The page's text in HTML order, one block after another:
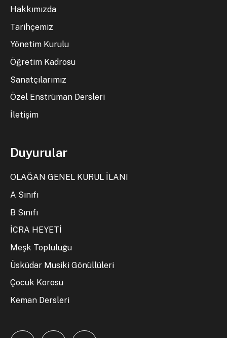
Hakkımızda
Tarihçemiz
Yönetim Kurulu
Öğretim Kadrosu
Sanatçılarımız
Özel Enstrüman Dersleri
İletişim
Duyurular
OLAĞAN GENEL KURUL İLANI
A Sınıfı
B Sınıfı
İCRA HEYETİ
Meşk Topluluğu
Üsküdar Musiki Gönüllüleri
Çocuk Korosu
Keman Dersleri